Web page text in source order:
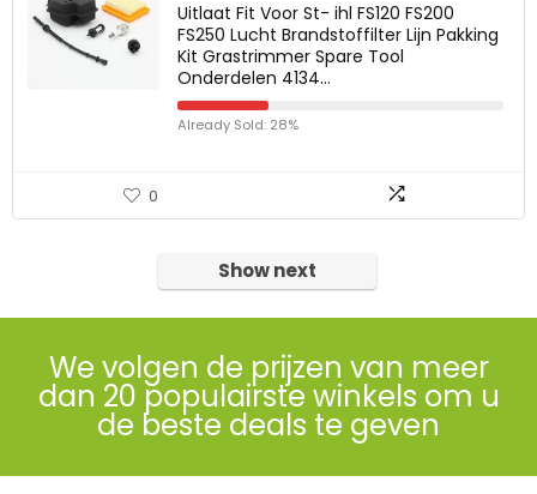
Uitlaat Fit Voor St- ihl FS120 FS200
FS250 Lucht Brandstoffilter Lijn Pakking
Kit Grastrimmer Spare Tool
Onderdelen 4134…
Already Sold: 28%
0
Show next
We volgen de prijzen van meer
dan 20 populairste winkels om u
de beste deals te geven